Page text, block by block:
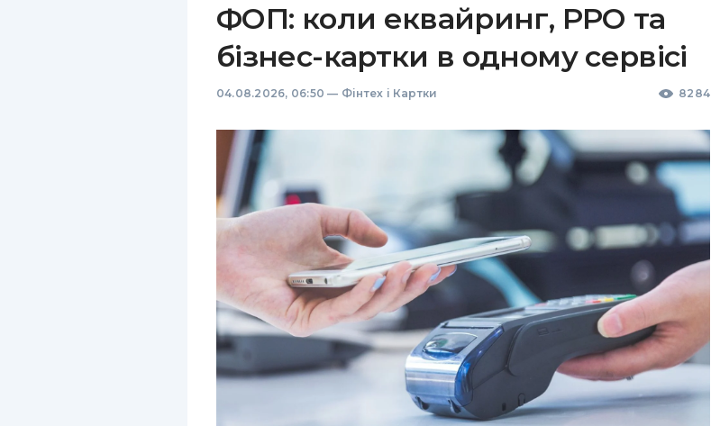
ФОП: коли еквайринг, РРО та
бізнес-картки в одному сервісі
04.08.2026, 06:50 — Фінтех і Картки 8284